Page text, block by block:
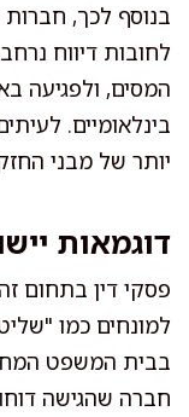
בנוסף לכך, חברות
לחובות דיווח
המסים, ולפגיעה
בינלאומיים.
יותר של מבני
דוגמאות
פסקי דין בתחום
למונחים כמו
חברה שהגישה